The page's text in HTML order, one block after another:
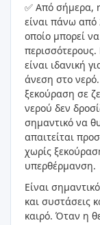
✅ Από σήμερα,
είναι πάνω από
οποίο μπορεί
είναι ιδανική
άνεση στο
ξεκούραση σε
νερού δεν
σημαντικό να
απαιτείται
χωρίς
υπερθέρμανση.
Είναι
και συστάσεις
καιρό. Όταν η